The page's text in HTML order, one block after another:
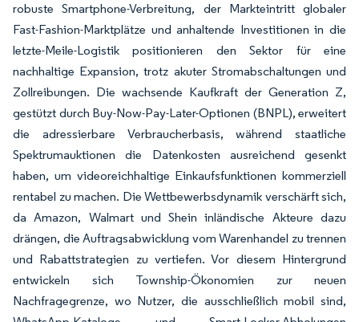
robuste Smartphone-Verbreitung, der Markteintritt globaler
Fast-Fashion-Marktplätze und anhaltende Investitionen in die
letzte-Meile-Logistik positionieren den Sektor für eine
nachhaltige Expansion, trotz akuter Stromabschaltungen und
Zollreibungen. Die wachsende Kaufkraft der Generation Z,
gestützt durch Buy-Now-Pay-Later-Optionen (BNPL), erweitert
die adressierbare Verbraucherbasis, während staatliche
Spektrumauktionen die Datenkosten ausreichend gesenkt
haben, um videoreichhaltige Einkaufsfunktionen kommerziell
rentabel zu machen. Die Wettbewerbsdynamik verschärft sich,
da Amazon, Walmart und Shein inländische Akteure dazu
drängen, die Auftragsabwicklung vom Warenhandel zu trennen
und Rabattstrategien zu vertiefen. Vor diesem Hintergrund
entwickeln sich Township-Ökonomien zur neuen
Nachfragegrenze, wo Nutzer, die ausschließlich mobil sind,